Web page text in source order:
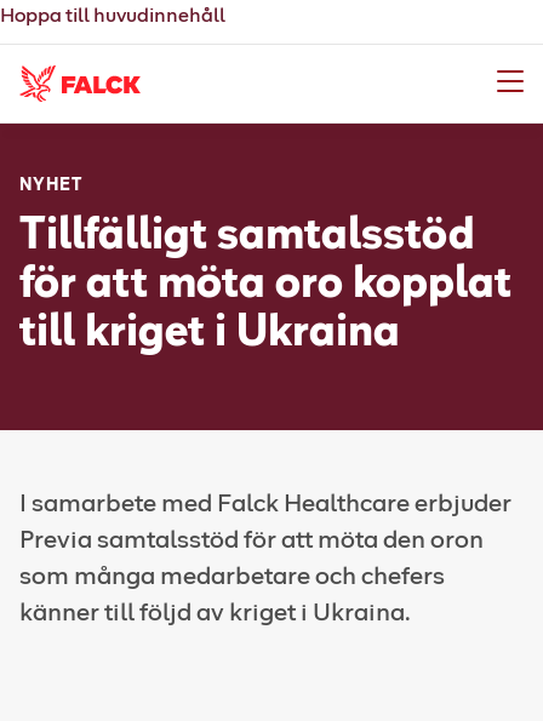
Hoppa till huvudinnehåll
Meny
NYHET
Tillfälligt samtalsstöd
för att möta oro kopplat
till kriget i Ukraina
I samarbete med Falck Healthcare erbjuder
Previa samtalsstöd för att möta den oron
som många medarbetare och chefers
känner till följd av kriget i Ukraina.